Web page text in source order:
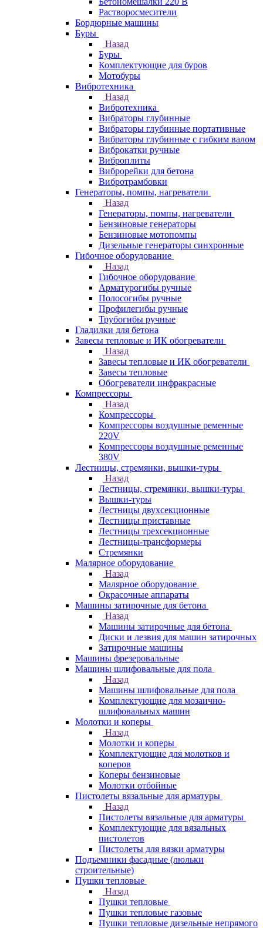
Растворосмесители
Бордюрные машины
Буры
Назад
Буры
Комплектующие для буров
Мотобуры
Вибротехника
Назад
Вибротехника
Вибраторы глубинные
Вибраторы глубинные портативные
Вибраторы глубинные с гибким валом
Виброкатки ручные
Виброплиты
Виброрейки для бетона
Вибротрамбовки
Генераторы, помпы, нагреватели
Назад
Генераторы, помпы, нагреватели
Бензиновые генераторы
Бензиновые мотопомпы
Дизельные генераторы синхронные
Гибочное оборудование
Назад
Гибочное оборудование
Арматурогибы ручные
Полосогибы ручные
Профилегибы ручные
Трубогибы ручные
Гладилки для бетона
Завесы тепловые и ИК обогреватели
Назад
Завесы тепловые и ИК обогреватели
Завесы тепловые
Обогреватели инфракрасные
Компрессоры
Назад
Компрессоры
Компрессоры воздушные ременные
220V
Компрессоры воздушные ременные
380V
Лестницы, стремянки, вышки-туры
Назад
Лестницы, стремянки, вышки-туры
Вышки-туры
Лестницы двухсекционные
Лестницы приставные
Лестницы трехсекционные
Лестницы-трансформеры
Стремянки
Малярное оборудование
Назад
Малярное оборудование
Окрасочные аппараты
Машины затирочные для бетона
Назад
Машины затирочные для бетона
Диски и лезвия для машин затирочных
Затирочные машины
Машины фрезеровальные
Машины шлифовальные для пола
Назад
Машины шлифовальные для пола
Комплектующие для мозаично-
шлифовальных машин
Молотки и коперы
Назад
Молотки и коперы
Комплектующие для молотков и
коперов
Коперы бензиновые
Молотки отбойные
Пистолеты вязальные для арматуры
Назад
Пистолеты вязальные для арматуры
Комплектующие для вязальных
пистолетов
Пистолеты для вязки арматуры
Подъемники фасадные (люльки
строительные)
Пушки тепловые
Назад
Пушки тепловые
Пушки тепловые газовые
Пушки тепловые дизельные непрямого